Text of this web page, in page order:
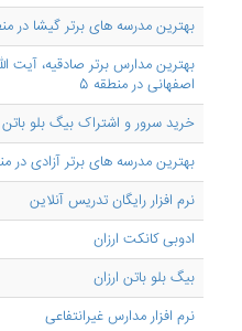
بهترین مدرسه های برتر گیشا در
بهترین مدارس برتر صادقیه، آیت
اصفهانی در منطقه 5
خرید سرور و اشتراک بیگ بلو باتن
بهترین مدرسه های برتر آزادی در
نرم افزار رایگان تدریس آنلاین
ادوبی کانکت ارزان
بیگ بلو باتن ارزان
نرم افزار مدارس غیرانتفاعی